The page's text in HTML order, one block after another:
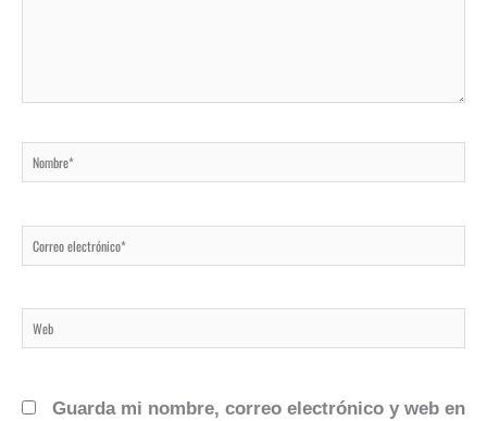
Nombre*
Correo
Web
Guarda mi nombre, correo electrónico y web en